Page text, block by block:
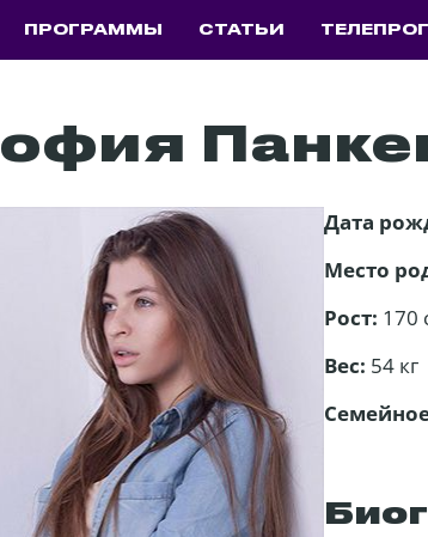
ПРОГРАММЫ СТАТЬИ
Дата
Место
Рост: 170
Вес: 54 кг